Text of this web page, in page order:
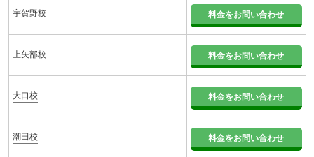
宇賀野校 料金をお問い合わせ
上矢部校 料金をお問い合わせ
大口校 料金をお問い合わせ
潮田校 料金をお問い合わせ